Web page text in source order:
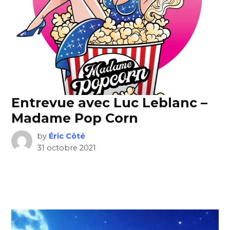
Entrevue avec Luc Leblanc –
Madame Pop Corn
by Éric Côté
31 octobre 2021